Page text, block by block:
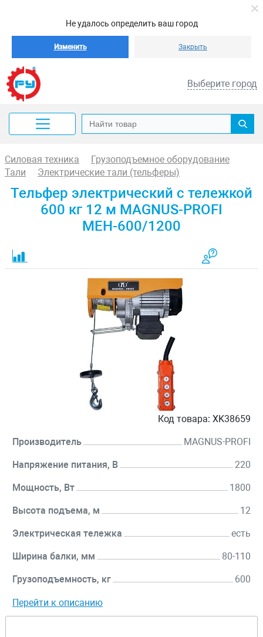
Не удалось определить ваш город
Изменить Закрыть
Выберите город
Силовая техника
Грузоподъемное оборудование
Тали
Электрические тали (тельферы)
Тельфер электрический с тележкой
600 кг 12 м MAGNUS-PROFI
МЕН-600/1200
Код товара: XK38659
Производитель MAGNUS-PROFI
Напряжение питания, В 220
Мощность, Вт 1800
Высота подъема, м 12
Электрическая тележка есть
Ширина балки, мм 80-110
Грузоподъемность, кг 600
Перейти к описанию